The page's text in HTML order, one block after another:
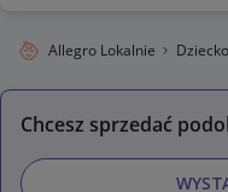
Allegro Lokalnie Dziecko
Chcesz sprzedać